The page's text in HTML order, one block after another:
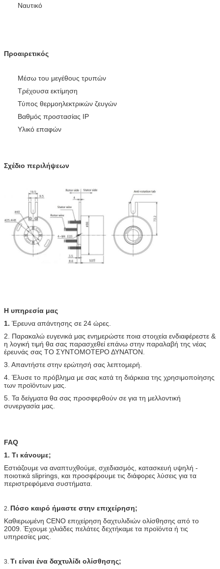
Ναυτικό
Προαιρετικός
Μέσω του μεγέθους τρυπών
Τρέχουσα εκτίμηση
Τύπος θερμοηλεκτρικών ζευγών
Βαθμός προστασίας IP
Υλικό επαφών
Σχέδιο περιλήψεων
Η υπηρεσία μας
1. Έρευνα απάντησης σε 24 ώρες.
2. Παρακαλώ ευγενικά μας ενημερώστε ποια στοιχεία ενδιαφέρεστε &
η λογική τιμή θα σας παρασχεθεί επάνω στην παραλαβή της νέας
έρευνάς σας ΤΟ ΣΥΝΤΟΜΟΤΕΡΟ ΔΥΝΑΤΌΝ.
3. Απαντήστε στην ερώτησή σας λεπτομερή.
4. Έλυσε το πρόβλημα με σας κατά τη διάρκεια της χρησιμοποίησης
των προϊόντων μας.
5. Τα δείγματα θα σας προσφερθούν σε για τη μελλοντική
συνεργασία μας.
FAQ
1. Τι κάνουμε;
Εστιάζουμε να αναπτυχθούμε, σχεδιασμός, κατασκευή υψηλή -
ποιοτικά sliprings, και προσφέρουμε τις διάφορες λύσεις για τα
περιστρεφόμενα συστήματα.
2. Πόσο καιρό ήμαστε στην επιχείρηση;
Καθιερωμένη CENO επιχείρηση δαχτυλιδιών ολίσθησης από το
2009. Έχουμε χιλιάδες πελάτες δεχτήκαμε τα προϊόντα ή τις
υπηρεσίες μας.
3. Τι είναι ένα δαχτυλίδι ολίσθησης;